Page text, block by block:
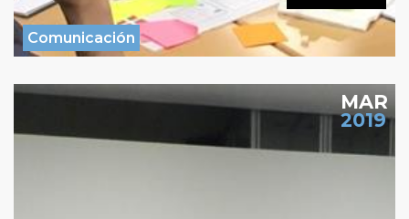
Comunicación
MAR
2019